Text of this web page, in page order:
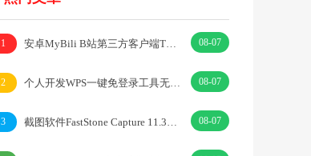
1 安卓MyBili B站第三方客户端TV版v1.6.9 08-07
2 个人开发WPS一键免登录工具无需登录账号 08-07
3 截图软件FastStone Capture 11.3中文绿色版 08-07